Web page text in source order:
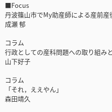
■Focus
丹波篠山市でMy助産師による産前産
成瀬 郁
コラム
行政としての産科問題への取り組み
山下好子
コラム
「それ，ええやん」
森田靖久